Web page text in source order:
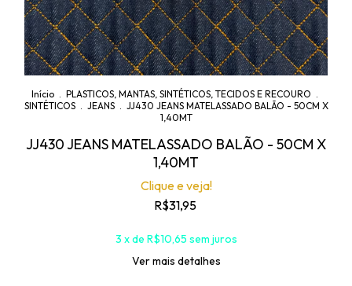
Início . PLASTICOS, MANTAS, SINTÉTICOS, TECIDOS E RECOURO .
SINTÉTICOS . JEANS . JJ430 JEANS MATELASSADO BALÃO - 50CM X
1,40MT
JJ430 JEANS MATELASSADO BALÃO - 50CM X
1,40MT
Clique e veja!
R$31,95
3 x de R$10,65 sem juros
Ver mais detalhes